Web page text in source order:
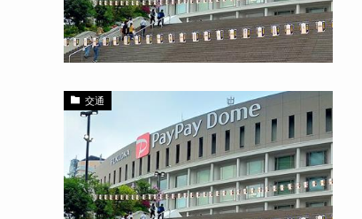
交通